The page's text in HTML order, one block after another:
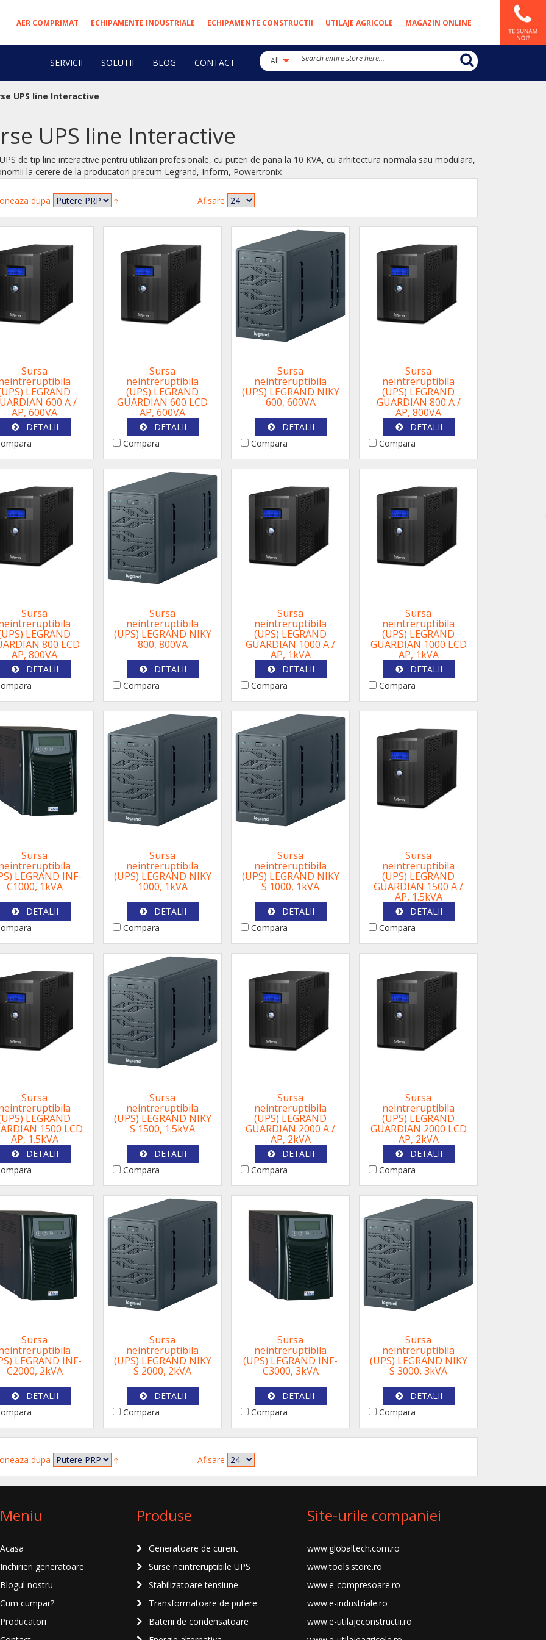
AER COMPRIMAT ECHIPAMENTE INDUSTRIALE ECHIPAMENTE CONSTRUCTII UTILAJE AGRICOLE MAGAZIN ONLINE
SERVICII SOLUTII BLOG CONTACT All
UPS line Interactive
UPS line Interactive
de tip line interactive pentru utilizari profesionale, cu puteri de pana la 10 KVA, cu arhitectura normala sau modulara,
la cerere de la producatori precum Legrand, Inform, Powertronix
dupa Afisare
Sursa
LEGRAND
600 A /
AP, 600VA
DETALII
Sursa
neintreruptibila
(UPS) LEGRAND
GUARDIAN 600 LCD
AP, 600VA
DETALII
Compara
Sursa
neintreruptibila
(UPS) LEGRAND NIKY
600, 600VA
DETALII
Compara
Sursa
neintreruptibila
(UPS) LEGRAND
GUARDIAN 800 A /
AP, 800VA
DETALII
Compara
Sursa
LEGRAND
800 LCD
AP, 800VA
DETALII
Sursa
neintreruptibila
(UPS) LEGRAND NIKY
800, 800VA
DETALII
Compara
Sursa
neintreruptibila
(UPS) LEGRAND
GUARDIAN 1000 A /
AP, 1kVA
DETALII
Compara
Sursa
neintreruptibila
(UPS) LEGRAND
GUARDIAN 1000 LCD
AP, 1kVA
DETALII
Compara
Sursa
LEGRAND INF-
C1000, 1kVA
DETALII
Sursa
neintreruptibila
(UPS) LEGRAND NIKY
1000, 1kVA
DETALII
Compara
Sursa
neintreruptibila
(UPS) LEGRAND NIKY
S 1000, 1kVA
DETALII
Compara
Sursa
neintreruptibila
(UPS) LEGRAND
GUARDIAN 1500 A /
AP, 1.5kVA
DETALII
Compara
Sursa
LEGRAND
1500 LCD
AP, 1.5kVA
DETALII
Sursa
neintreruptibila
(UPS) LEGRAND NIKY
S 1500, 1.5kVA
DETALII
Compara
Sursa
neintreruptibila
(UPS) LEGRAND
GUARDIAN 2000 A /
AP, 2kVA
DETALII
Compara
Sursa
neintreruptibila
(UPS) LEGRAND
GUARDIAN 2000 LCD
AP, 2kVA
DETALII
Compara
Sursa
LEGRAND INF-
C2000, 2kVA
DETALII
Sursa
neintreruptibila
(UPS) LEGRAND NIKY
S 2000, 2kVA
DETALII
Compara
Sursa
neintreruptibila
(UPS) LEGRAND INF-
C3000, 3kVA
DETALII
Compara
Sursa
neintreruptibila
(UPS) LEGRAND NIKY
S 3000, 3kVA
DETALII
Compara
dupa Afisare
Meniu
Acasa
Inchirieri generatoare
Blogul nostru
Cum cumpar?
Producatori
Produse
Generatoare de curent
Surse neintreruptibile UPS
Stabilizatoare tensiune
Transformatoare de putere
Baterii de condensatoare
Site-urile companiei
www.globaltech.com.ro
www.tools.store.ro
www.e-compresoare.ro
www.e-industriale.ro
www.e-utilajeconstructii.ro